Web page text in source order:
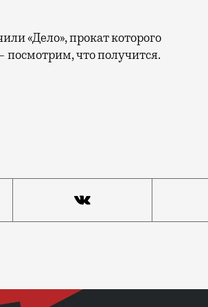
«Дело», прокат которого
посмотрим, что получится.
ценах, быстроте